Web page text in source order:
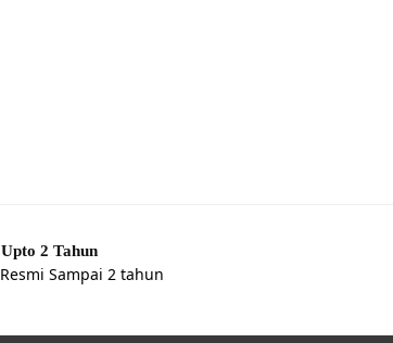
2 Tahun
Sampai 2 tahun